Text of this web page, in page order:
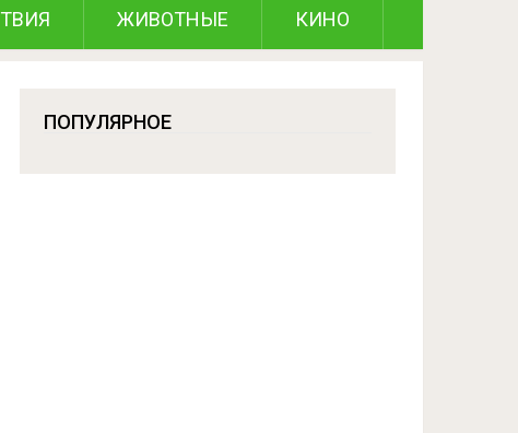
ЖИВОТНЫЕ КИНО
ПОПУЛЯРНОЕ